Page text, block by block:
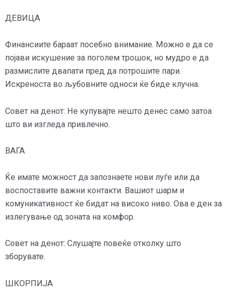
ДЕВИЦА
Финансиите бараат посебно внимание. Можно е да се
појави искушение за поголем трошок, но мудро е да
размислите двапати пред да потрошите пари.
Искреноста во љубовните односи ќе биде клучна.
Совет на денот: Не купувајте нешто денес само затоа
што ви изгледа привлечно.
ВАГА
Ќе имате можност да запознаете нови луѓе или да
воспоставите важни контакти. Вашиот шарм и
комуникативност ќе бидат на високо ниво. Ова е ден за
излегување од зоната на комфор.
Совет на денот: Слушајте повеќе отколку што
зборувате.
ШКОРПИЈА